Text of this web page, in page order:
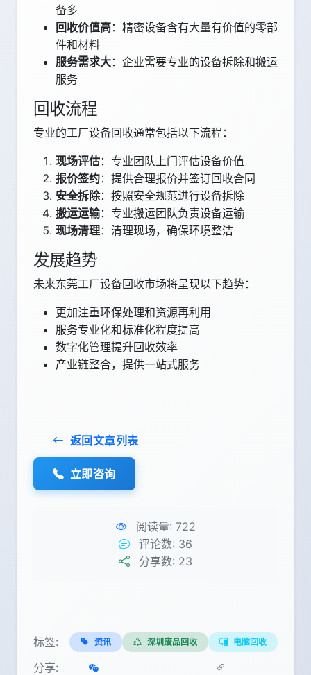
备多
回收价值高：精密设备含有大量有价值的零部
件和材料
服务需求大：企业需要专业的设备拆除和搬运
服务
回收流程
专业的工厂设备回收通常包括以下流程：
现场评估：专业团队上门评估设备价值
报价签约：提供合理报价并签订回收合同
安全拆除：按照安全规范进行设备拆除
搬运运输：专业搬运团队负责设备运输
现场清理：清理现场，确保环境整洁
发展趋势
未来东莞工厂设备回收市场将呈现以下趋势：
更加注重环保处理和资源再利用
服务专业化和标准化程度提高
数字化管理提升回收效率
产业链整合，提供一站式服务
返回文章列表
立即咨询
阅读量: 722
评论数: 36
分享数: 23
标签: 资讯 深圳废品回收 电脑回收
分享: